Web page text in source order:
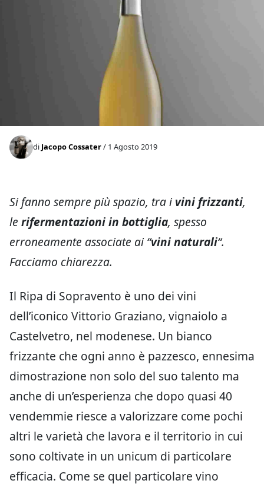
di Jacopo Cossater/ 1 Agosto 2019
Si fanno sempre più spazio, tra i vini frizzanti,
le rifermentazioni in bottiglia, spesso
erroneamente associate ai “vini naturali“.
Facciamo chiarezza.
Il Ripa di Sopravento è uno dei vini
dell’iconico Vittorio Graziano, vignaiolo a
Castelvetro, nel modenese. Un bianco
frizzante che ogni anno è pazzesco, ennesima
dimostrazione non solo del suo talento ma
anche di un’esperienza che dopo quasi 40
vendemmie riesce a valorizzare come pochi
altri le varietà che lavora e il territorio in cui
sono coltivate in un unicum di particolare
efficacia. Come se quel particolare vino